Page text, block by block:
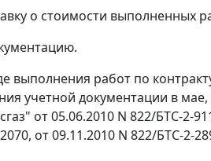
о стоимости выполненных
выполнения работ по
учетной документации в
от 05.06.2010 N 822/БТС-2-
от 09.11.2010 N 822/БТС-2-